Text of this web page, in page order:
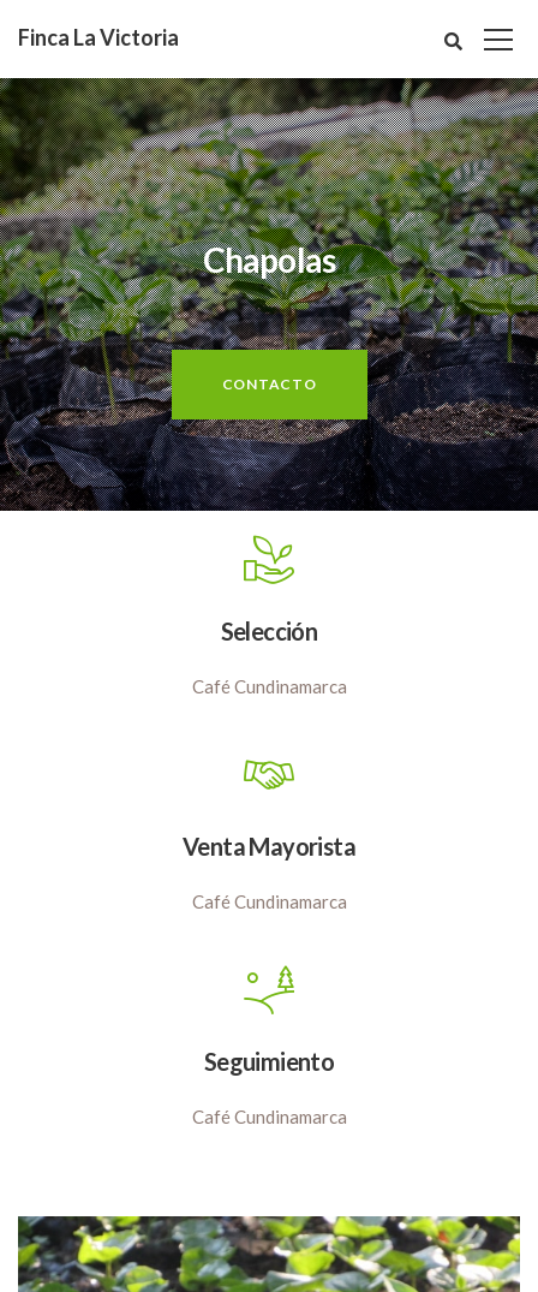
Finca La Victoria
Chapolas
CONTACTO
Selección
Café Cundinamarca
Venta Mayorista
Café Cundinamarca
Seguimiento
Café Cundinamarca